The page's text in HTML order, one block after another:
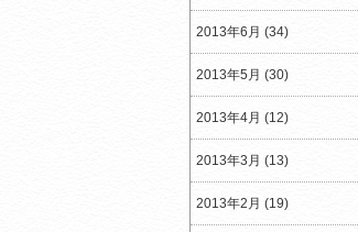
2013年6月 (34)
2013年5月 (30)
2013年4月 (12)
2013年3月 (13)
2013年2月 (19)